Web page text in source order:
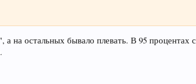
остальных бывало плевать. В 95 процентах